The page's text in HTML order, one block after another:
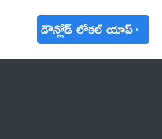
డౌన్లోడ్ లోకల్ యాప్